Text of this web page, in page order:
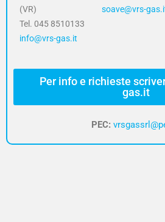
(VR)
Tel. 045 8510133
info@vrs-gas.it
soave@vrs-
Per info e richieste
gas.it
PEC: